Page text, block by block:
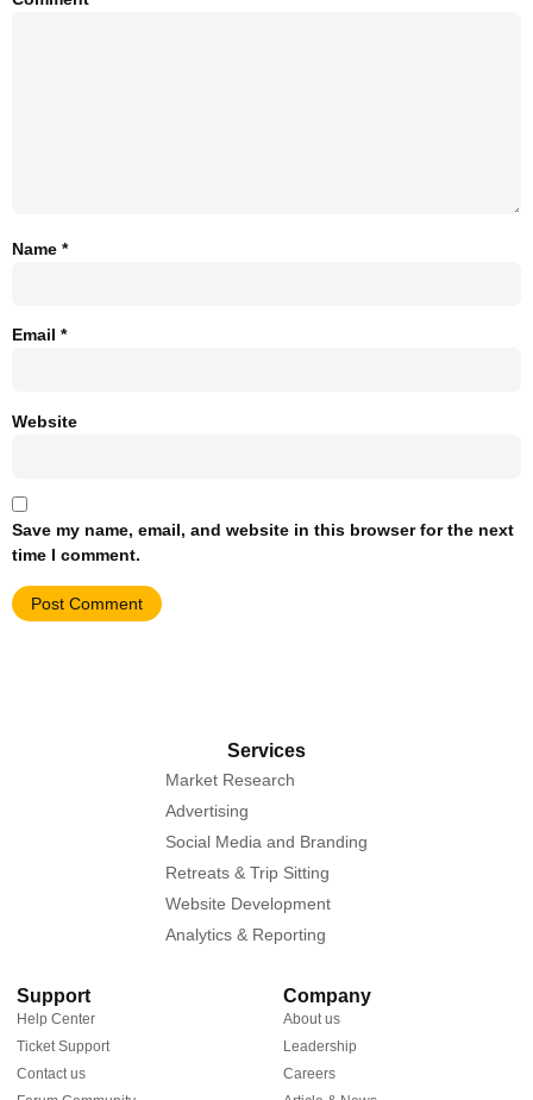
Name *
Email *
Website
Save my name, email, and website in this browser for the next
time I comment.
Services
Market Research
Advertising
Social Media and Branding
Retreats & Trip Sitting
Website Development
Analytics & Reporting
Support
Help Center
Ticket Support
Contact us
Company
About us
Leadership
Careers